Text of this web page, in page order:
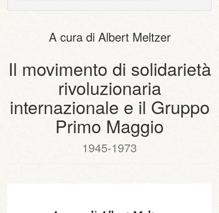
stampa)
A cura di Albert Meltzer
Il movimento di solidarietà
rivoluzionaria
internazionale e il Gruppo
Primo Maggio
1945-1973